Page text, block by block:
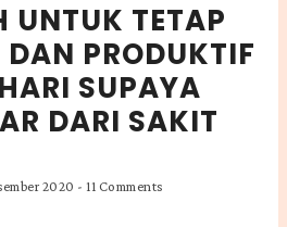
UNTUK TETAP
PRODUKTIF
SUPAYA
DARI SAKIT
2020 - 11 Comments